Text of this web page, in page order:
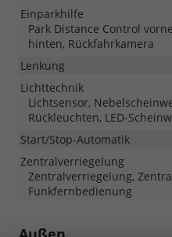
Einparkhilfe
Park Distance Control
hinten, Rückfahrkamera
Lenkung
Lichttechnik
Lichtsensor,
Rückleuchten, LED-
Start/Stop-Automatik
Zentralverriegelung
Zentralverriegelung,
Funkfernbedienung